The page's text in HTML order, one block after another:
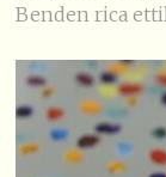
Benden rica